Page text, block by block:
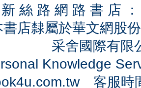
新 絲 路 網 路 書 店
書店隸屬於華文網股
采舍國際有
Knowledge
客服時